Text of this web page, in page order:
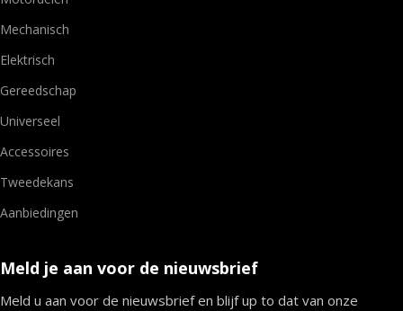
Mechanisch
Elektrisch
Gereedschap
Universeel
Accessoires
Tweedekans
Aanbiedingen
Meld je aan voor de nieuwsbrief
Meld u aan voor de nieuwsbrief en blijf up to dat van onze